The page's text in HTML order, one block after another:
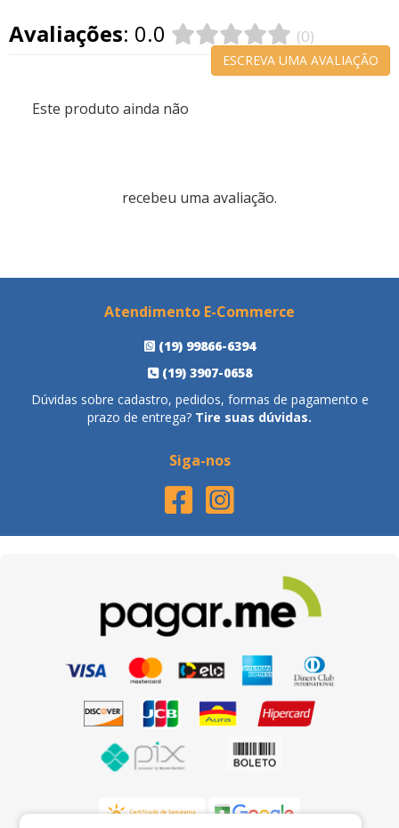
Avaliações: 0.0 (0)
ESCREVA UMA AVALIAÇÃO
Este produto ainda não
recebeu uma avaliação.
Atendimento E-Commerce
(19) 99866-6394
(19) 3907-0658
Dúvidas sobre cadastro, pedidos, formas de pagamento e
prazo de entrega? Tire suas dúvidas.
Siga-nos